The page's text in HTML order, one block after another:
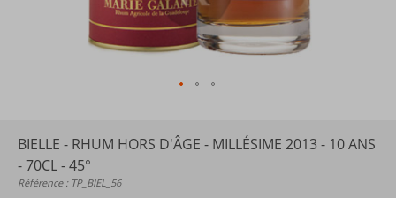
BIELLE - RHUM HORS D'ÂGE - MILLÉSIME 2013 - 10 ANS
- 70CL - 45°
Référence : TP_BIEL_56